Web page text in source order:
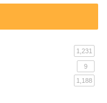
1,231
9
1,188